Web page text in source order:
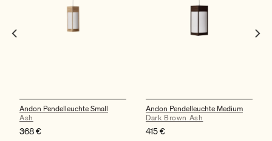
Andon Pendelleuchte Small
Ash
368€
Andon Pendelleuchte Medium
Dark Brown Ash
415€